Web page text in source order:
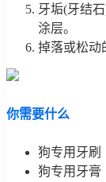
牙垢(牙结
涂层。
掉落或松动
你需要什么
狗专用牙刷
狗专用牙膏